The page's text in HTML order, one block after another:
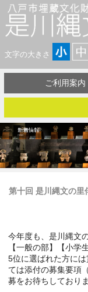
文字の大きさ
ご利用案内
第十回 是川縄文の里
今年度も、是川縄文
【一般の部】【小学
5位に選ばれた方に
ては添付の募集要項
募をお待ちしておりま